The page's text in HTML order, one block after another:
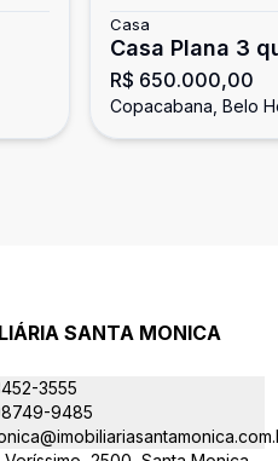
Casa
Casa Plana 3
R$ 650.000,00
Copacabana, Belo
SANTA MONICA
3555
9485